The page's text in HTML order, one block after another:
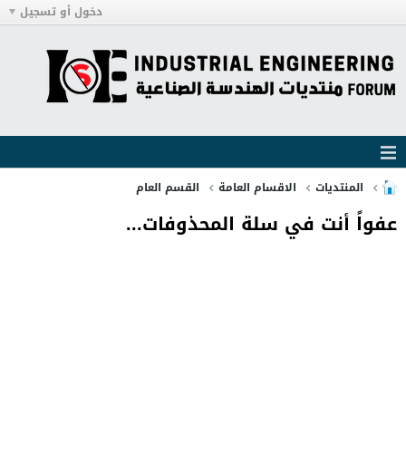
دخول أو تسجيل
المنتديات الاقسام العامة القسم العام
عفواً أنت في سلة المحذوفات...